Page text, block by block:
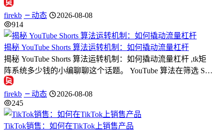
firekb 动态
2026-08-08
914
揭秘 YouTube Shorts 算法运转机制：如何撬动流量杠杆
揭秘 YouTube Shorts 算法运转机制：如何撬动流量杠杆 ,tk矩
阵系统多少钱的小编聊聊这个话题。 YouTube 算法在筛选 S…
firekb 动态
2026-08-08
245
TikTok销售：如何在TikTok上销售产品